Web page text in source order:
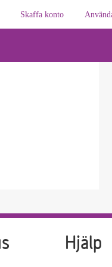
Skaffa konto
Hjälp